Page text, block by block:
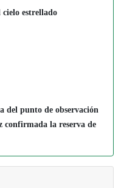
cielo estrellado
del punto de observación
confirmada la reserva de